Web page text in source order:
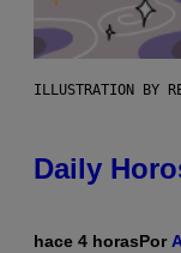
ILLUSTRATION BY
Daily
hace 4 horasPor